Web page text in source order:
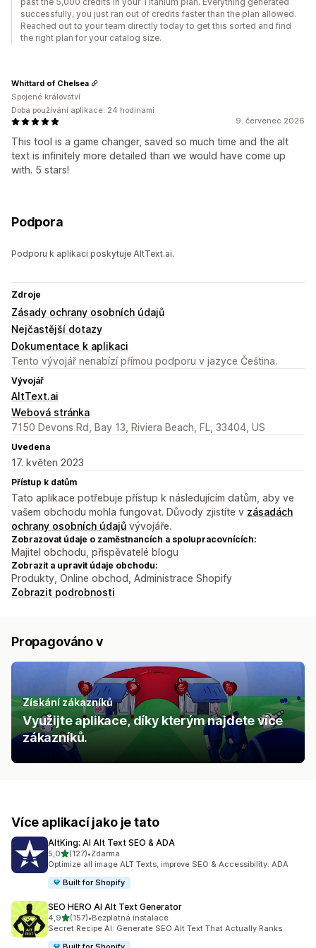
successfully, you just ran out of credits faster than the plan allowed.
Reached out to your team directly today to get this sorted and find
the right plan for your catalog size.
9. červenec 2026
This tool is a game changer, saved so much time and the alt
text is infinitely more detailed than we would have come up
with. 5 stars!
Whittard of Chelsea
Spojené království
Doba používání aplikace: 24 hodinami
Podpora
Podporu k aplikaci poskytuje AltText.ai.
Zdroje
Zásady ochrany osobních údajů
Nejčastější dotazy
Dokumentace k aplikaci
Tento vývojář nenabízí přímou podporu v jazyce Čeština.
Vývojář
AltText.ai
Webová stránka
7150 Devons Rd, Bay 13, Riviera Beach, FL, 33404, US
Uvedena
17. květen 2023
Přístup k datům
Tato aplikace potřebuje přístup k následujícím datům, aby ve
vašem obchodu mohla fungovat. Důvody zjistíte v zásadách
ochrany osobních údajů vývojáře.
Zobrazovat údaje o zaměstnancích a spolupracovnících:
Majitel obchodu, přispěvatelé blogu
Zobrazit a upravit údaje obchodu:
Produkty, Online obchod, Administrace Shopify
Zobrazit podrobnosti
Propagováno v
Získání zákazníků
Využijte aplikace, díky kterým najdete více
zákazníků.
Více aplikací jako je tato
AltKing: AI Alt Text SEO & ADA
5,0z 5 hvězd
(127)
Celkový počet recenzí: 127
•Zdarma
Optimize all image ALT Texts, improve SEO & Accessibility: ADA
Built for Shopify
SEO HERO AI Alt Text Generator
4,9z 5 hvězd
(157)
Celkový počet recenzí: 157
•Bezplatná instalace
Secret Recipe AI: Generate SEO Alt Text That Actually Ranks